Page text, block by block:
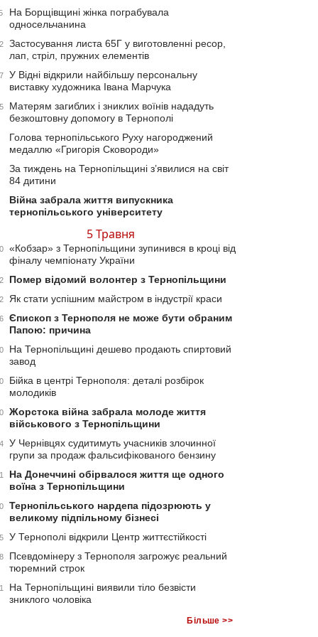
На Борщівщині жінка пограбувала
односельчанина
Застосування листа 65Г у виготовленні ресор,
лап, стріл, пружних елементів
У Відні відкрили найбільшу персональну
виставку художника Івана Марчука
Матерям загиблих і зниклих воїнів нададуть
безкоштовну допомогу в Тернополі
Голова тернопільського Руху нагороджений
медаллю «Григорія Сковороди»
За тиждень на Тернопільщині з’явилися на світ
84 дитини
Війна забрала життя випускника
тернопільського університету
5 Травня
«Кобзар» з Тернопільщини зупинився в кроці від
фіналу чемпіонату України
Помер відомий волонтер з Тернопільщини
Як стати успішним майстром в індустрії краси
Єпископ з Тернополя не може бути обраним
Папою: причина
На Тернопільщині дешево продають спиртовий
завод
Бійка в центрі Тернополя: деталі розбірок
молодиків
Жорстока війна забрала молоде життя
військового з Тернопільщини
У Чернівцях судитимуть учасників злочинної
групи за продаж фальсифікованого бензину
На Донеччині обірвалося життя ще одного
воїна з Тернопільщини
Тернопільського нардепа підозрюють у
великому підпільному бізнесі
У Тернополі відкрили Центр життєстійкості
Псевдомінеру з Тернополя загрожує реальний
тюремний строк
На Тернопільщині виявили тіло безвісти
зниклого чоловіка
Більше >>